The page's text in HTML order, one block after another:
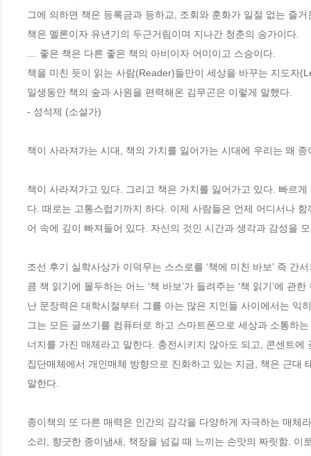
그에 의하면 책은 등록금과 등하교, 조회와 훈화가 일절 없는 즐
책은 멜론이자 유년기의 두근거림이며 지나간 청춘의 송가이다.
… 좋은 책은 다른 좋은 책의 아비이자 어미이고 스승이다.
책을 미친 듯이 읽는 사람(Reader)들만이 세상을 바꾸는 지도자
일생동안 책의 숲과 사원을 편력해온 김무곤은 이렇게 말했다.
- 성석제 (소설가)
책이 사라져가는 시대, 책의 가치를 잃어가는 시대에 우리는 왜
책이 사라져가고 있다. 그리고 책은 가치를 잃어가고 있다. 빠르
다. 때로는 고통스럽기까지 하다. 이제 사람들은 언제 어디서나
어 속에 깊이 빠져들어 있다. 자신의 것인 시간과 생각과 감성을
조선 후기 실학사상가 이덕무는 스스로를 ‘책에 미친 바보’ 즉
큼 책 읽기에 몰두하는 어느 ‘책 바보’가 들려주는 ‘책 읽기’에 관
난 문장력은 대학시절부터 그를 아는 많은 지인들 사이에서는 익
그는 모든 글쓰기를 컴퓨터로 하고 스마트폰으로 세상과 소통하
너지를 가진 매체라고 말한다. 충전시키지 않아도 되고, 콘센트
집단매체에서 개인매체 방향으로 진화하고 있는 지금, 책은 근대
말한다.
종이책의 또 다른 매력은 인간의 감각을 다양하게 자극하는 매체
소리, 향긋한 종이냄새, 책장을 넘길 때 느끼는 손맛의 짜릿함.